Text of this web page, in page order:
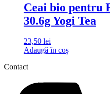
Ceai bio pentru
30.6g Yogi Tea
23,50 lei
Adaugă în coș
Contact